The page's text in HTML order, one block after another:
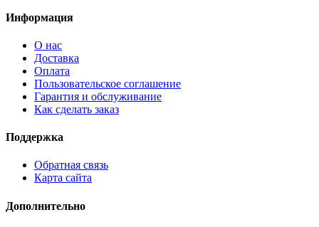
Информация
О нас
Доставка
Оплата
Пользовательское соглашение
Гарантия и обслуживание
Как сделать заказ
Поддержка
Обратная связь
Карта сайта
Дополнительно